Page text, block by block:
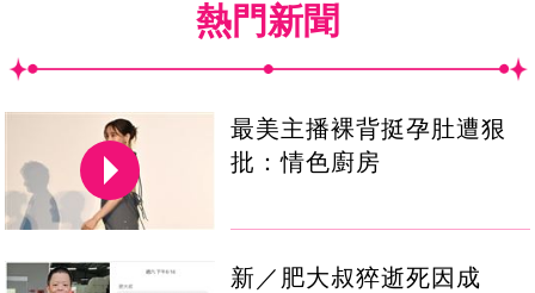
熱門新聞
最美主播裸背挺孕肚遭狠
批：情色廚房
新／肥大叔猝逝死因成